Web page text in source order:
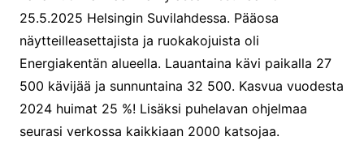
25.5.2025 Helsingin Suvilahdessa. Pääosa
näytteilleasettajista ja ruokakojuista oli
Energiakentän alueella. Lauantaina kävi paikalla 27
500 kävijää ja sunnuntaina 32 500. Kasvua vuodesta
2024 huimat 25 %! Lisäksi puhelavan ohjelmaa
seurasi verkossa kaikkiaan 2000 katsojaa.